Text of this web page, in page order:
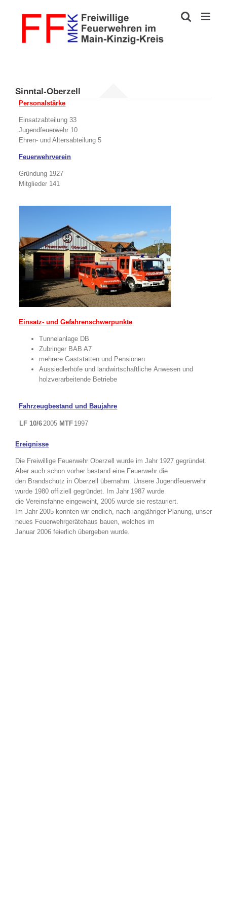
Sinntal-Oberzell
Personalstärke
Einsatzabteilung 33
Jugendfeuerwehr 10
Ehren- und Altersabteilung 5
Feuerwehrverein
Gründung 1927
Mitglieder 141
Einsatz- und Gefahrenschwerpunkte
Tunnelanlage DB
Zubringer BAB A7
mehrere Gaststätten und Pensionen
Aussiedlerhöfe und landwirtschaftliche Anwesen und
holzverarbeitende Betriebe
Fahrzeugbestand und Baujahre
LF 10/62005 MTF 1997
Ereignisse
Die Freiwillige Feuerwehr Oberzell wurde im Jahr 1927 gegründet.
Aber auch schon vorher bestand eine Feuerwehr die
den Brandschutz in Oberzell übernahm. Unsere Jugendfeuerwehr
wurde 1980 offiziell gegründet. Im Jahr 1987 wurde
die Vereinsfahne eingeweiht, 2005 wurde sie restauriert.
Im Jahr 2005 konnten wir endlich, nach langjähriger Planung, unser
neues Feuerwehrgerätehaus bauen, welches im
Januar 2006 feierlich übergeben wurde.